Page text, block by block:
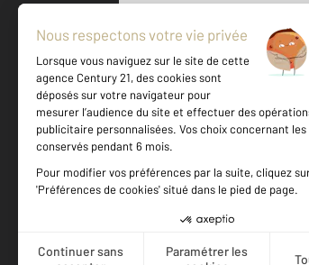
500 m ©Mappy
Votre agence est notée
Achat
10
Location